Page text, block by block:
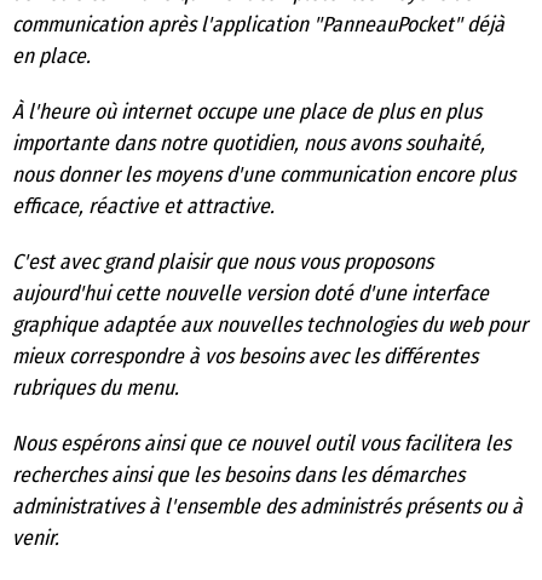
communication après l'application "PanneauPocket" déjà
en place.
À l'heure où internet occupe une place de plus en plus
importante dans notre quotidien, nous avons souhaité,
nous donner les moyens d'une communication encore plus
efficace, réactive et attractive.
C'est avec grand plaisir que nous vous proposons
aujourd'hui cette nouvelle version doté d'une interface
graphique adaptée aux nouvelles technologies du web pour
mieux correspondre à vos besoins avec les différentes
rubriques du menu.
Nous espérons ainsi que ce nouvel outil vous facilitera les
recherches ainsi que les besoins dans les démarches
administratives à l'ensemble des administrés présents ou à
venir.